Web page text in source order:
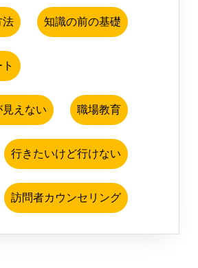
法 知識の前の基礎
えない 職場教育
行きたいけど行けない
訪問者カウンセリング